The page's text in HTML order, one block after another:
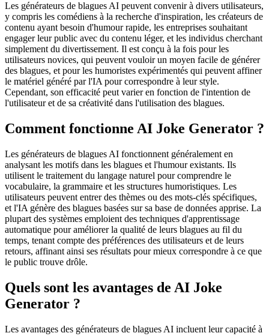
Les générateurs de blagues AI peuvent convenir à divers utilisateurs,
y compris les comédiens à la recherche d'inspiration, les créateurs de
contenu ayant besoin d'humour rapide, les entreprises souhaitant
engager leur public avec du contenu léger, et les individus cherchant
simplement du divertissement. Il est conçu à la fois pour les
utilisateurs novices, qui peuvent vouloir un moyen facile de générer
des blagues, et pour les humoristes expérimentés qui peuvent affiner
le matériel généré par l'IA pour correspondre à leur style.
Cependant, son efficacité peut varier en fonction de l'intention de
l'utilisateur et de sa créativité dans l'utilisation des blagues.
Comment fonctionne AI Joke Generator ?
Les générateurs de blagues AI fonctionnent généralement en
analysant les motifs dans les blagues et l'humour existants. Ils
utilisent le traitement du langage naturel pour comprendre le
vocabulaire, la grammaire et les structures humoristiques. Les
utilisateurs peuvent entrer des thèmes ou des mots-clés spécifiques,
et l'IA génère des blagues basées sur sa base de données apprise. La
plupart des systèmes emploient des techniques d'apprentissage
automatique pour améliorer la qualité de leurs blagues au fil du
temps, tenant compte des préférences des utilisateurs et de leurs
retours, affinant ainsi ses résultats pour mieux correspondre à ce que
le public trouve drôle.
Quels sont les avantages de AI Joke
Generator ?
Les avantages des générateurs de blagues AI incluent leur capacité à